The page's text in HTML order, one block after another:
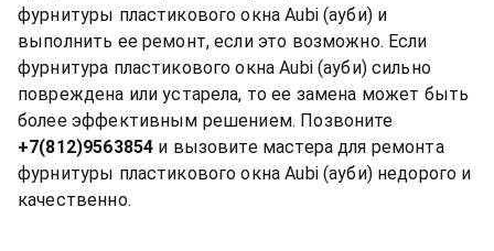
фурнитуры пластикового окна Aubi (ауби) и
выполнить ее ремонт, если это возможно. Если
фурнитура пластикового окна Aubi (ауби) сильно
повреждена или устарела, то ее замена может быть
более эффективным решением. Позвоните
+7(812)9563854 и вызовите мастера для ремонта
фурнитуры пластикового окна Aubi (ауби) недорого и